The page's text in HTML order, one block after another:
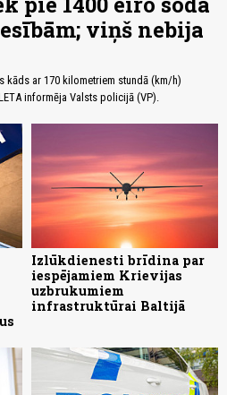
viņš nebija
kāds ar 170 kilometriem stundā (km/h)
informēja Valsts policijā (VP).
Izlūkdienesti brīdina par
iespējamiem Krievijas
uzbrukumiem
infrastruktūrai Baltijā